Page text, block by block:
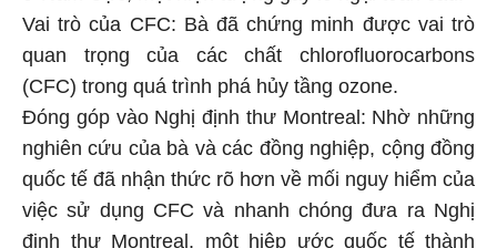
Vai trò của CFC: Bà đã chứng minh được vai trò
quan trọng của các chất chlorofluorocarbons
(CFC) trong quá trình phá hủy tầng ozone.
Đóng góp vào Nghị định thư Montreal: Nhờ những
nghiên cứu của bà và các đồng nghiệp, cộng đồng
quốc tế đã nhận thức rõ hơn về mối nguy hiểm của
việc sử dụng CFC và nhanh chóng đưa ra Nghị
định thư Montreal, một hiệp ước quốc tế thành